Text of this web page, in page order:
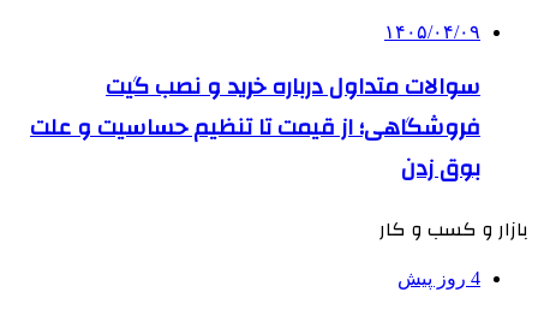
۱۴۰۵/۰۴/۰۹
سوالات متداول درباره خرید و نصب گیت
فروشگاهی؛ از قیمت تا تنظیم حساسیت و علت
بوق زدن
بازار و کسب و کار
4 روز پیش